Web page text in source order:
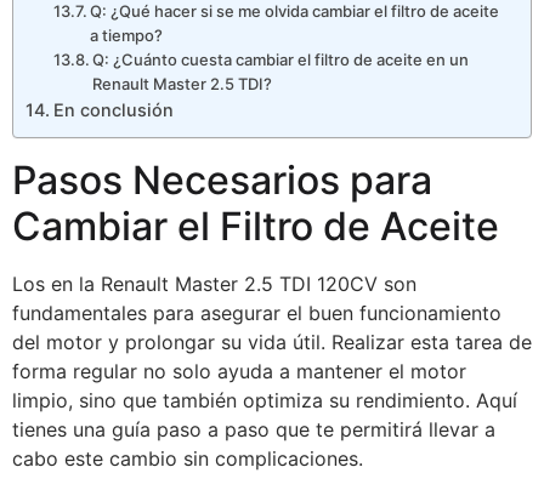
Q: ¿Qué hacer si se me olvida cambiar el filtro de aceite
a tiempo?
Q: ¿Cuánto cuesta cambiar el filtro de aceite en un
Renault Master 2.5 TDI?
En conclusión
Pasos Necesarios para
Cambiar el Filtro de Aceite
Los en la Renault Master 2.5 TDI 120CV son
fundamentales para asegurar el buen funcionamiento
del motor y prolongar su vida útil. Realizar esta tarea de
forma regular no solo ayuda a mantener el motor
limpio, sino que también optimiza su rendimiento. Aquí
tienes una guía paso a paso que te permitirá llevar a
cabo este cambio sin complicaciones.